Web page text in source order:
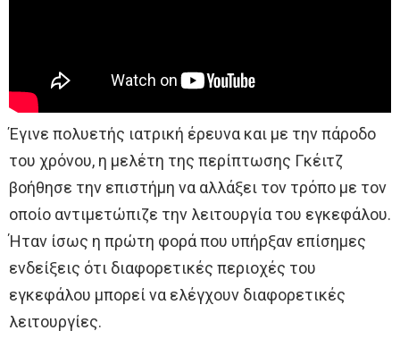
Έγινε πολυετής ιατρική έρευνα και με την πάροδο
του χρόνου, η μελέτη της περίπτωσης Γκέιτζ
βοήθησε την επιστήμη να αλλάξει τον τρόπο με τον
οποίο αντιμετώπιζε την λειτουργία του εγκεφάλου.
Ήταν ίσως η πρώτη φορά που υπήρξαν επίσημες
ενδείξεις ότι διαφορετικές περιοχές του
εγκεφάλου μπορεί να ελέγχουν διαφορετικές
λειτουργίες.